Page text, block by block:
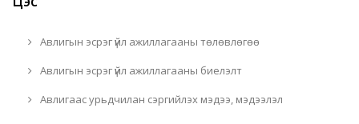
Авлигын эсрэг үйл ажиллагааны төлөвлөгөө
Авлигын эсрэг үйл ажиллагааны биелэлт
Авлигаас урьдчилан сэргийлэх мэдээ, мэдээлэл